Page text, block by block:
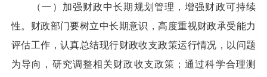
（一）加强财政中长期规划管理，增强财政可持续
性。财政部门要树立中长期意识，高度重视财政承受能力
评估工作，认真总结现行财政收支政策运行情况，以问题
为导向，研究调整相关财政收支政策；通过科学合理测